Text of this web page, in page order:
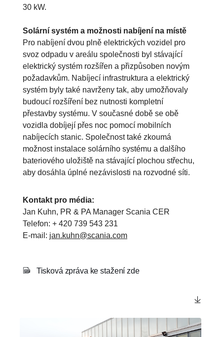
30 kW.
Solární systém a možnosti nabíjení na místě
Pro nabíjení dvou plně elektrických vozidel pro
svoz odpadu v areálu společnosti byl stávající
elektrický systém rozšířen a přizpůsoben novým
požadavkům. Nabíjecí infrastruktura a elektrický
systém byly také navrženy tak, aby umožňovaly
budoucí rozšíření bez nutnosti kompletní
přestavby systému. V současné době se obě
vozidla dobíjejí přes noc pomocí mobilních
nabíjecích stanic. Společnost také zkoumá
možnost instalace solárního systému a dalšího
bateriového uložiště na stávající plochou střechu,
aby dosáhla úplné nezávislosti na rozvodné síti.
Kontakt pro média:
Jan Kuhn, PR & PA Manager Scania CER
Telefon: + 420 739 543 231
E-mail: jan.kuhn@scania.com
Tisková zpráva ke stažení zde